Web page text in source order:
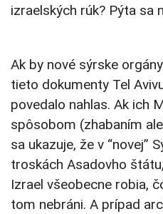
izraelských rúk? Pýta sa
Ak by nové sýrske
tieto dokumenty Tel
povedalo nahlas. Ak ich
spôsobom (zhabaním
sa ukazuje, že v “novej”
troskách Asadovho
Izrael všeobecne robia,
tom nebráni. A prípad